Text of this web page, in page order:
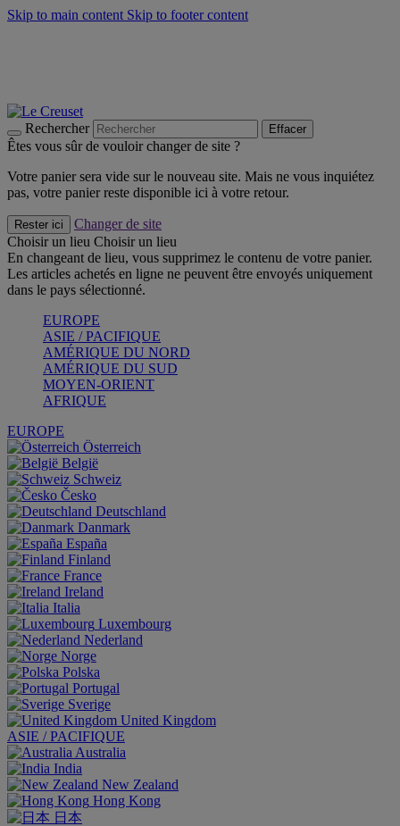
Skip to main content Skip to footer content
Rechercher Effacer
Êtes vous sûr de vouloir changer de site ?
Votre panier sera vide sur le nouveau site. Mais ne vous inquiétez
pas, votre panier reste disponible ici à votre retour.
Rester ici
Changer de site
Choisir un lieu Choisir un lieu
En changeant de lieu, vous supprimez le contenu de votre panier.
Les articles achetés en ligne ne peuvent être envoyés uniquement
dans le pays sélectionné.
EUROPE
ASIE / PACIFIQUE
AMÉRIQUE DU NORD
AMÉRIQUE DU SUD
MOYEN-ORIENT
AFRIQUE
EUROPE
Österreich
België
Schweiz
Česko
Deutschland
Danmark
España
Finland
France
Ireland
Italia
Luxembourg
Nederland
Norge
Polska
Portugal
Sverige
United Kingdom
ASIE / PACIFIQUE
Australia
India
New Zealand
Hong Kong
日本